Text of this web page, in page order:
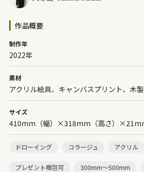
作品概要
制作年
2022年
素材
アクリル絵具、キャンバスプリント、木
サイズ
410mm（幅）×318mm（高さ）×21mm
ドローイング コラージュ アクリル
プレゼント梱包可 300mm～500mm